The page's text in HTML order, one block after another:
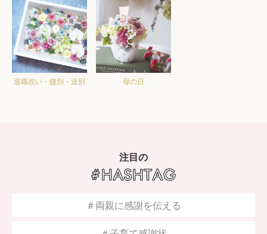
退職祝い・餞別・送別 母の日
注目の
＃両親に感謝を伝える